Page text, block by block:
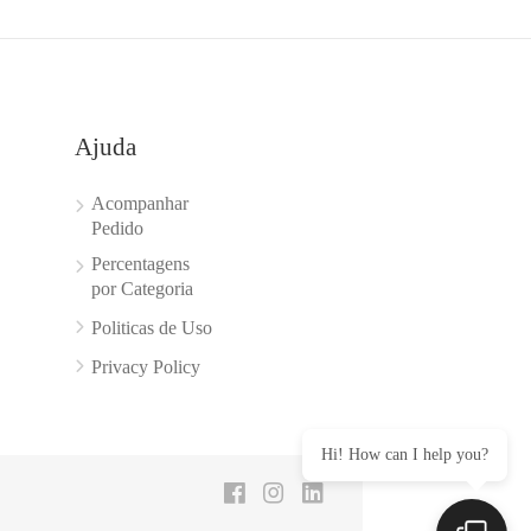
Ajuda
Acompanhar
Pedido
Percentagens
por Categoria
Politicas de Uso
Privacy Policy
Hi! How can I help you?